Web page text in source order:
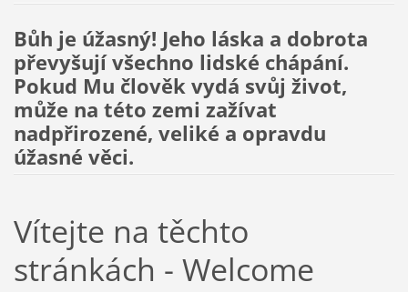
Bůh je úžasný! Jeho láska a dobrota
převyšují všechno lidské chápání.
Pokud Mu člověk vydá svůj život,
může na této zemi zažívat
nadpřirozené, veliké a opravdu
úžasné věci.
Vítejte na těchto
stránkách - Welcome